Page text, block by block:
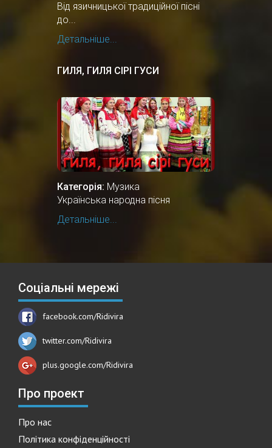
Від язичницької традиційної пісні
до...
Детальніше...
ГИЛЯ, ГИЛЯ СІРІ ГУСИ
Категорія: Музика
Українська народна пісня
Детальніше...
Соціальні мережі
facebook.com/Ridivira
twitter.com/Ridivira
plus.google.com/Ridivira
Про проект
Про нас
Політика конфіденційності